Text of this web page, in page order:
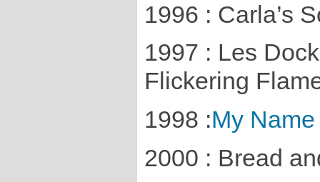
1996 : Carla’s
1997 : Les
Flickering
1998 :My
2000 : Bread